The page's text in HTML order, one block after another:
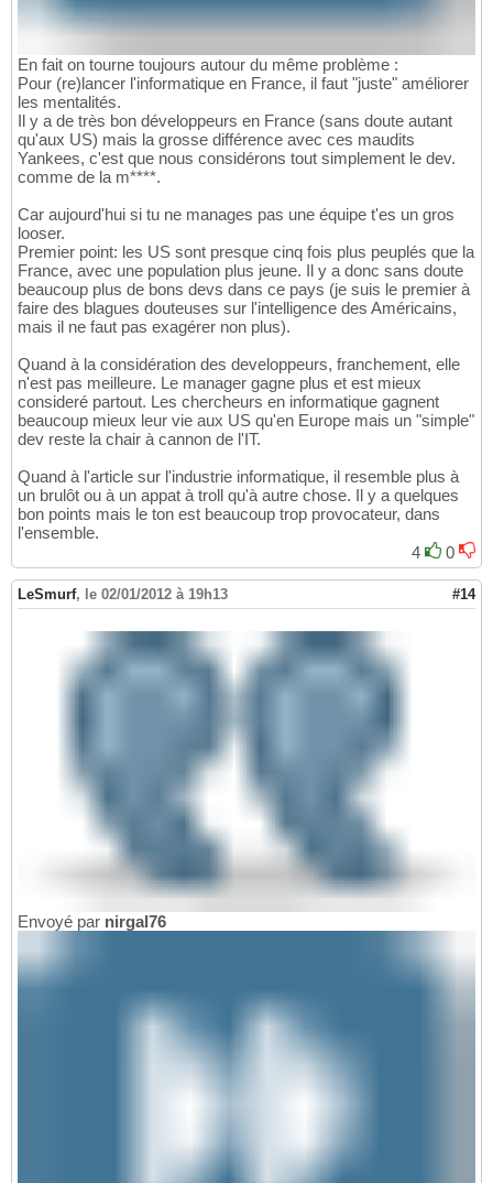
En fait on tourne toujours autour du même problème :
Pour (re)lancer l'informatique en France, il faut "juste" améliorer
les mentalités.
Il y a de très bon développeurs en France (sans doute autant
qu'aux US) mais la grosse différence avec ces maudits
Yankees, c'est que nous considérons tout simplement le dev.
comme de la m****.
Car aujourd'hui si tu ne manages pas une équipe t'es un gros
looser.
Premier point: les US sont presque cinq fois plus peuplés que la
France, avec une population plus jeune. Il y a donc sans doute
beaucoup plus de bons devs dans ce pays (je suis le premier à
faire des blagues douteuses sur l'intelligence des Américains,
mais il ne faut pas exagérer non plus).
Quand à la considération des developpeurs, franchement, elle
n'est pas meilleure. Le manager gagne plus et est mieux
consideré partout. Les chercheurs en informatique gagnent
beaucoup mieux leur vie aux US qu'en Europe mais un "simple"
dev reste la chair à cannon de l'IT.
Quand à l'article sur l'industrie informatique, il resemble plus à
un brulôt ou à un appat à troll qu'à autre chose. Il y a quelques
bon points mais le ton est beaucoup trop provocateur, dans
l'ensemble.
4
0
LeSmurf, le 02/01/2012 à 19h13 #14
Envoyé par nirgal76